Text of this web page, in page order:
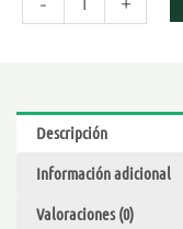
10ML
cantidad
Descripción
Información adicional
Valoraciones (0)